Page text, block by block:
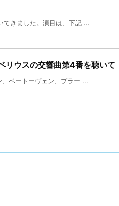
てきました。演目は、下記 ...
リウスの交響曲第4番を聴いて
ベートーヴェン、ブラー ...